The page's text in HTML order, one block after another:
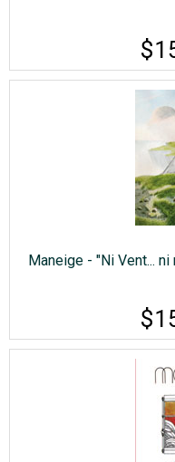
Maneige - "Ni Vent...